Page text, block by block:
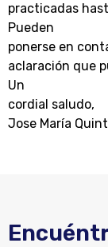
practicadas
Pueden
ponerse en
aclaración que
Un
cordial saludo,
Jose María